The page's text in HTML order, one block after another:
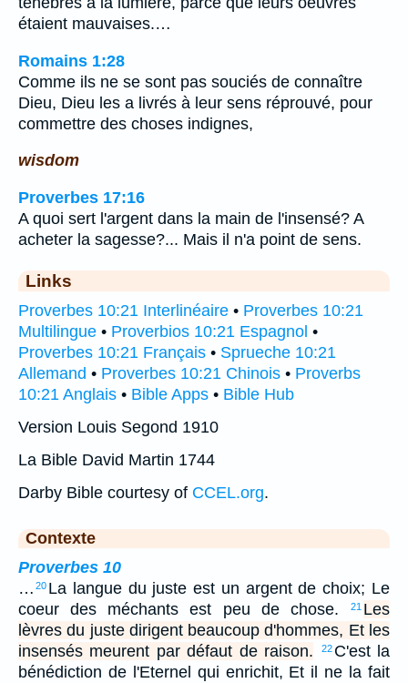
étaient mauvaises.…
Romains 1:28
Comme ils ne se sont pas souciés de connaître
Dieu, Dieu les a livrés à leur sens réprouvé, pour
commettre des choses indignes,
wisdom
Proverbes 17:16
A quoi sert l'argent dans la main de l'insensé? A
acheter la sagesse?... Mais il n'a point de sens.
Links
Proverbes 10:21 Interlinéaire • Proverbes 10:21
Multilingue • Proverbios 10:21 Espagnol •
Proverbes 10:21 Français • Sprueche 10:21
Allemand • Proverbes 10:21 Chinois • Proverbs
10:21 Anglais • Bible Apps • Bible Hub
Version Louis Segond 1910
La Bible David Martin 1744
Darby Bible courtesy of CCEL.org.
Contexte
Proverbes 10
… 20 La langue du juste est un argent de choix; Le
coeur des méchants est peu de chose.
21 Les
lèvres du juste dirigent beaucoup d'hommes, Et les
insensés meurent par défaut de raison.
22 C'est la
bénédiction de l'Eternel qui enrichit, Et il ne la fait